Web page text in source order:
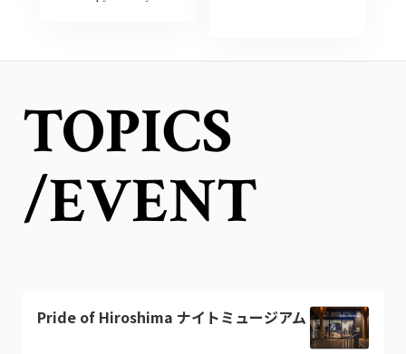
TOPICS
/EVENT
Pride of Hiroshima ナイトミュージアム